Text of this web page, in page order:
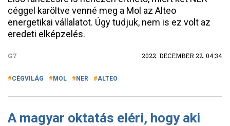
céggel karöltve venné meg a Mol az Alteo
energetikai vállalatot. Úgy tudjuk, nem is ez volt az
eredeti elképzelés.
G7 2022. DECEMBER 22. 04:34
CÉGVILÁG MOL NER ALTEO
A magyar oktatás eléri, hogy aki